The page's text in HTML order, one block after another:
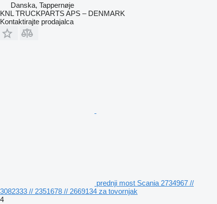
Danska, Tappernøje
KNL TRUCKPARTS APS – DENMARK
Kontaktirajte prodajalca
prednji most Scania 2734967 //
3082333 // 2351678 // 2669134 za tovornjak
4